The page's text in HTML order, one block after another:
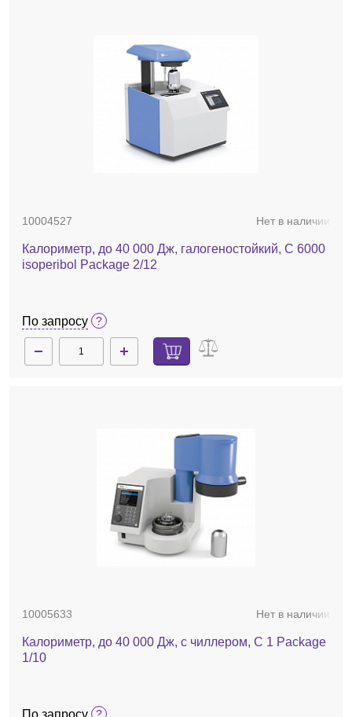
10004527 Нет в наличии
Калориметр, до 40 000 Дж, галогеностойкий, C 6000
isoperibol Package 2/12
По запросу
10005633 Нет в наличии
Калориметр, до 40 000 Дж, с чиллером, C 1 Package
1/10
По запросу